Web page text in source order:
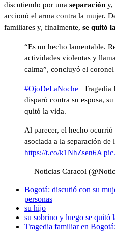
discutiendo por una separación y,
accionó el arma contra la mujer.
familiares y, finalmente, se quitó
“Es un hecho lamentable.
actividades violentas y
calma”, concluyó el
#OjoDeLaNoche | Tragedia
disparó contra su esposa,
quitó la vida.
Al parecer, el hecho
asociada a la separación de
https://t.co/k1NhZsen6A
— Noticias Caracol
Bogotá: discutió con su
personas
su hijo
su sobrino y luego se quitó
Tragedia familiar en